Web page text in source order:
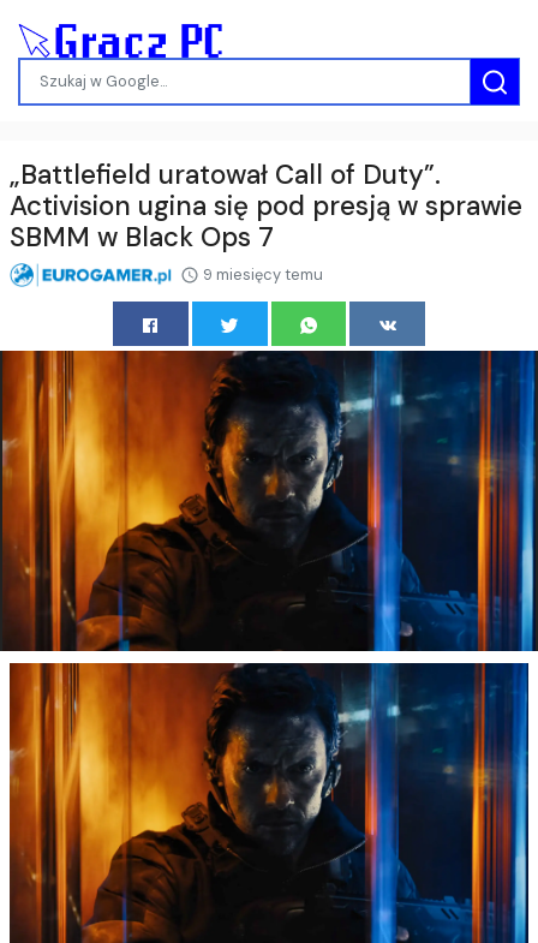
„Battlefield uratował Call of Duty”.
Activision ugina się pod presją w sprawie
SBMM w Black Ops 7
9 miesięcy temu